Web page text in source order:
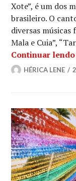
Xote”, é um dos
brasileiro. O
diversas músicas
Mala e Cuia”,
Continuar lendo
HÉRICA LENE